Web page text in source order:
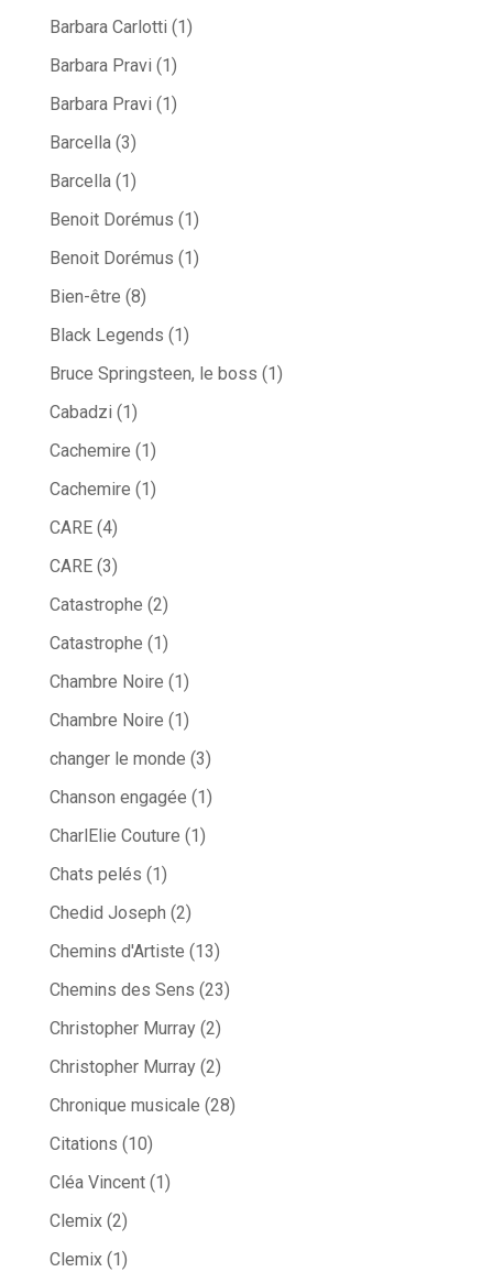
Barbara Carlotti (1)
Barbara Pravi (1)
Barbara Pravi (1)
Barcella(3)
Barcella(1)
Benoit Dorémus (1)
Benoit Dorémus (1)
Bien-être (8)
Black Legends (1)
Bruce Springsteen, le boss (1)
Cabadzi (1)
Cachemire (1)
Cachemire (1)
CARE(4)
CARE(3)
Catastrophe (2)
Catastrophe (1)
Chambre Noire (1)
Chambre Noire (1)
changer le monde (3)
Chanson engagée (1)
CharlElie Couture (1)
Chats pelés (1)
Chedid Joseph (2)
Chemins d'Artiste (13)
Chemins des Sens (23)
Christopher Murray(2)
Christopher Murray(2)
Chronique musicale (28)
Citations (10)
Cléa Vincent(1)
Clemix(2)
Clemix(1)